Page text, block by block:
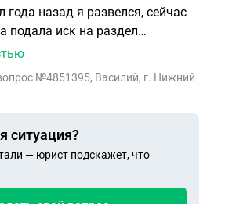
иск на раздел
имущества (такого не
деньги в долг, я об этом
№4851395, Василий, г. Нижний
ситуация?
— юрист подскажет, что